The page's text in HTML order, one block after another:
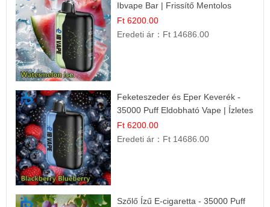
Ibvape Bar | Frissítő Mentolos
Élmény!
Ft 6200.00
Eredeti ár： Ft 14686.00
Feketeszeder és Eper Keverék -
35000 Puff Eldobható Vape | Ízletes
Gyümölcsökombináció!
Ft 6200.00
Eredeti ár： Ft 14686.00
Szőlő Ízű E-cigaretta - 35000 Puff